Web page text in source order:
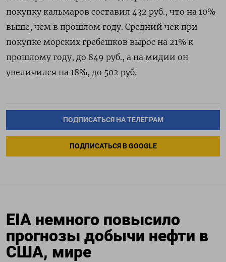
покупку кальмаров составил 432 руб., что на 10%
выше, чем в прошлом году. Средний чек при
покупке морских гребешков вырос на 21% к
прошлому году, до 849 руб., а на мидии он
увеличился на 18%, до 502 руб.
ПОДПИСАТЬСЯ НА ТЕЛЕГРАМ
ПОДПИСАТЬСЯ В GOOGLE
EIA немного повысило
прогнозы добычи нефти в
США, мире